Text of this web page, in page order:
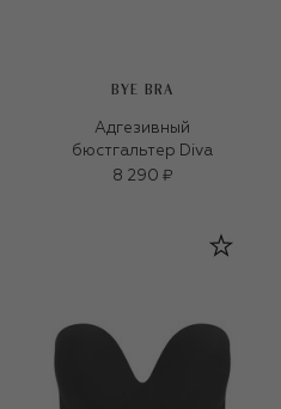
BYE BRA
Адгезивный
бюстгальтер Diva
8 290 ₽